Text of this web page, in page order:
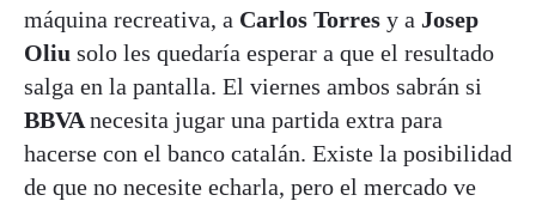
máquina recreativa, a Carlos Torres y a Josep
Oliu solo les quedaría esperar a que el resultado
salga en la pantalla. El viernes ambos sabrán si
BBVAnecesita jugar una partida extra para
hacerse con el banco catalán. Existe la posibilidad
de que no necesite echarla, pero el mercado ve